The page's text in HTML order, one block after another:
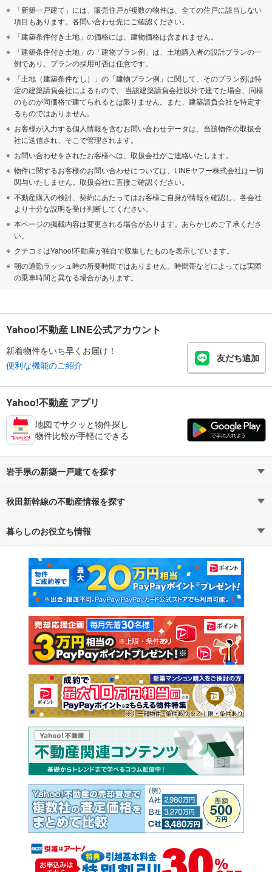
「新築一戸建て」には、販売住戸が複数の物件は、全ての住戸に該当しない
項目もあります。各問い合わせ先にご確認ください。
「建築条件付き土地」の価格には、建物価格は含まれません。
「建築条件付き土地」の「建物プラン例」は、土地購入者の設計プランの一
例であり、プランの採用可否は任意です。
「土地（建築条件なし）」の「建物プラン例」に関して、そのプラン例は特
定の建築請負会社によるもので、 当該建築請負会社以外で建てた場合、同様
のものが同価格で建てられるとは限りません。また、建築請負会社を特定す
るものではありません。
お客様が入力する個人情報を含むお問い合わせデータは、当該物件の取扱会
社に送信され、そこで管理されます。
お問い合わせをされたお客様へは、取扱会社がご連絡いたします。
物件に関するお客様のお問い合わせについては、LINEヤフー株式会社は一切
関与いたしません。取扱会社に直接ご確認ください。
不動産購入の検討、契約にあたってはお客様ご自身が情報を確認し、各会社
より十分な説明を受け判断してください。
本ページの掲載内容は変更される場合があります。あらかじめご了承くださ
い。
クチコミはYahoo!不動産が独自で収集したものを表示しています。
朝の通勤ラッシュ時の所要時間ではありません。時間帯などによっては実際
の乗車時間と異なる場合があります。
Yahoo!不動産 LINE公式アカウント
新着物件をいち早くお届け！
便利な機能のご紹介
友だち追加
Yahoo!不動産 アプリ
地図でサクッと物件探し
物件比較が手軽にできる
岩手県の新築一戸建てを探す
路線・駅から探す
通勤・通学時間から探す
秋田新幹線の不動産情報を探す
不動産・住宅
新築マンション 中古マンション
新築一戸建て 中古一戸建て
注文住宅 土地
売却査定
暮らしのお役立ち情報
マンションカタログ 教えて！住まいの先生